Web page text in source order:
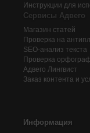
Инструкции для
Сервисы Адвего
Магазин статей
Проверка на
SEO-анализ текста
Проверка
Адвего Лингвист
Заказ контента и
Информация